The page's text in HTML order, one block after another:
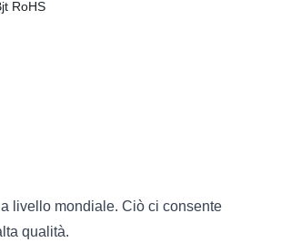
livello mondiale. Ciò ci consente
qualità.